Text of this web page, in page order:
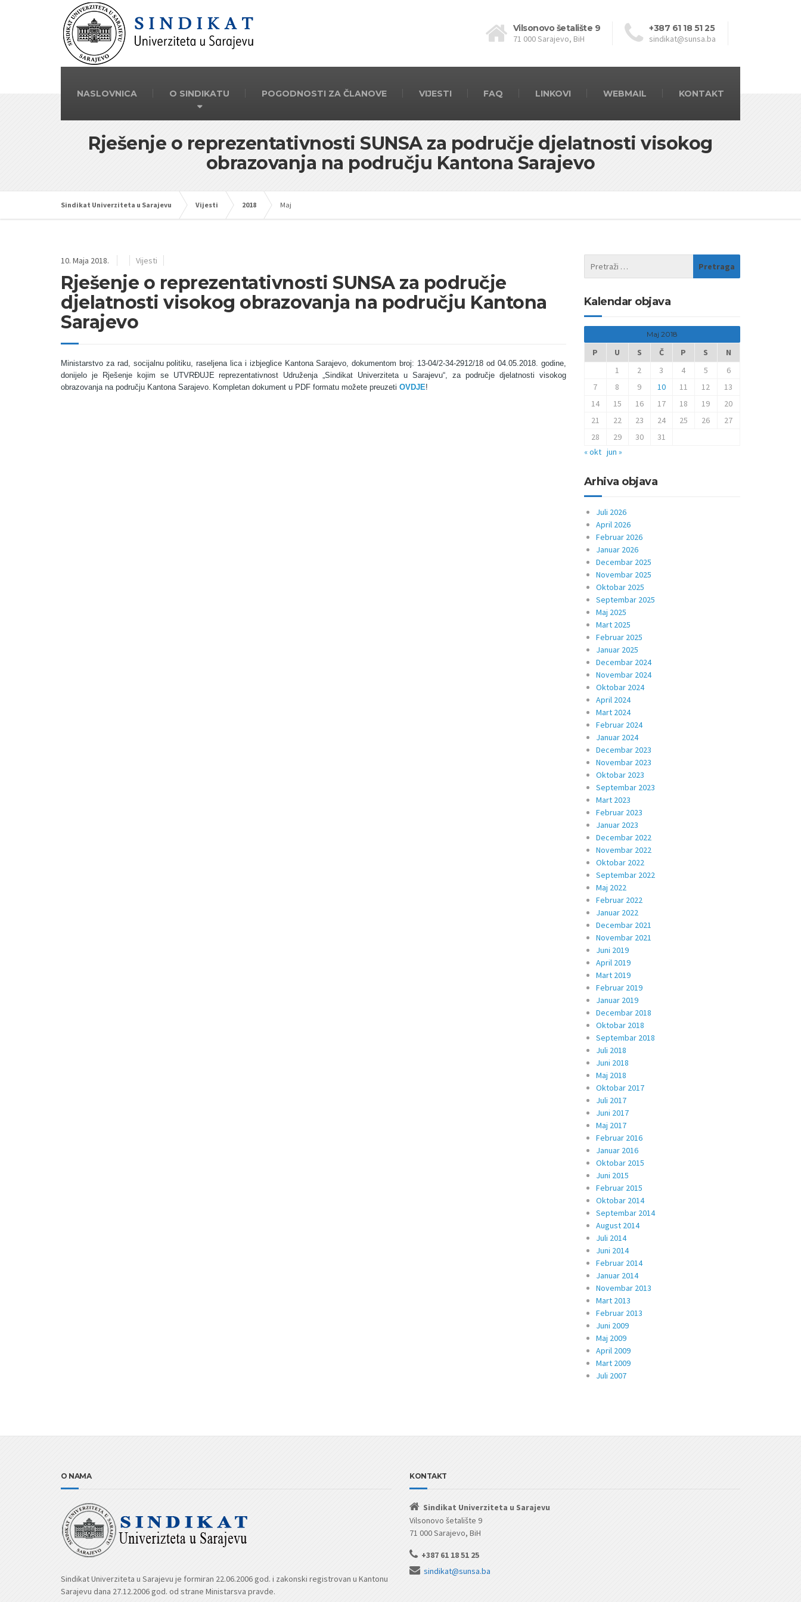
Vilsonovo šetalište 9
71 000 Sarajevo, BiH
+387 61 18 51 25
sindikat@sunsa.ba
NASLOVNICA O SINDIKATU POGODNOSTI ZA ČLANOVE VIJESTI FAQ LINKOVI WEBMAIL KONTAKT
Rješenje o reprezentativnosti SUNSA za područje djelatnosti visokog
obrazovanja na području Kantona Sarajevo
Sindikat Univerziteta u Sarajevu Vijesti 2018 Maj
10. Maja 2018. Vijesti
Rješenje o reprezentativnosti SUNSA za područje
djelatnosti visokog obrazovanja na području Kantona
Sarajevo
Ministarstvo za rad, socijalnu politiku, raseljena lica i izbjeglice Kantona Sarajevo, dokumentom broj: 13-04/2-34-2912/18 od 04.05.2018. godine,
donijelo je Rješenje kojim se UTVRĐUJE reprezentativnost Udruženja „Sindikat Univerziteta u Sarajevu“, za područje djelatnosti visokog
obrazovanja na području Kantona Sarajevo. Kompletan dokument u PDF formatu možete preuzeti OVDJE!
Kalendar objava
Maj 2018
P U S Č P S
N
1
2 3 4 5
6
7
8 9 10 11 12
13
14
15 16 17 18 19
20
21
22 23 24 25 26
27
28
29 30
31
« okt jun »
Arhiva objava
Juli 2026
April 2026
Februar 2026
Januar 2026
Decembar 2025
Novembar 2025
Oktobar 2025
Septembar 2025
Maj 2025
Mart 2025
Februar 2025
Januar 2025
Decembar 2024
Novembar 2024
Oktobar 2024
April 2024
Mart 2024
Februar 2024
Januar 2024
Decembar 2023
Novembar 2023
Oktobar 2023
Septembar 2023
Mart 2023
Februar 2023
Januar 2023
Decembar 2022
Novembar 2022
Oktobar 2022
Septembar 2022
Maj 2022
Februar 2022
Januar 2022
Decembar 2021
Novembar 2021
Juni 2019
April 2019
Mart 2019
Februar 2019
Januar 2019
Decembar 2018
Oktobar 2018
Septembar 2018
Juli 2018
Juni 2018
Maj 2018
Oktobar 2017
Juli 2017
Juni 2017
Maj 2017
Februar 2016
Januar 2016
Oktobar 2015
Juni 2015
Februar 2015
Oktobar 2014
Septembar 2014
August 2014
Juli 2014
Juni 2014
Februar 2014
Januar 2014
Novembar 2013
Mart 2013
Februar 2013
Juni 2009
Maj 2009
April 2009
Mart 2009
Juli 2007
O NAMA
Sindikat Univerziteta u Sarajevu je formiran 22.06.2006 god. i zakonski registrovan u Kantonu
Sarajevu dana 27.12.2006 god. od strane Ministarsva pravde.
KONTAKT
Sindikat Univerziteta u Sarajevu
Vilsonovo šetalište 9
71 000 Sarajevo, BiH
+387 61 18 51 25
sindikat@sunsa.ba